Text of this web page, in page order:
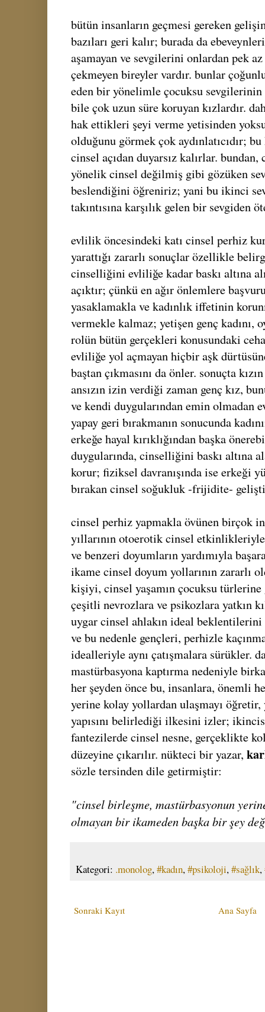
bütün insanların geçmesi gereken
bazıları geri kalır; burada da
aşamayan ve sevgilerini onlardan pek
çekmeyen bireyler vardır. bunlar
eden bir yönelimle çocuksu sevgilerinin
bile çok uzun süre koruyan kızlardır.
hak ettikleri şeyi verme yetisinden
olduğunu görmek çok aydınlatıcıdır;
cinsel açıdan duyarsız kalırlar.
yönelik cinsel değilmiş gibi gözüken
beslendiğini öğreniriz; yani bu ikinci
takıntısına karşılık gelen bir sevgiden
evlilik öncesindeki katı cinsel perhiz
yarattığı zararlı sonuçlar özellikle
cinselliğini evliliğe kadar baskı altına
açıktır; çünkü en ağır önlemlere
yasaklamakla ve kadınlık iffetinin
vermekle kalmaz; yetişen genç kadını,
rolün bütün gerçekleri konusundaki
evliliğe yol açmayan hiçbir aşk
baştan çıkmasını da önler. sonuçta
ansızın izin verdiği zaman genç kız,
ve kendi duygularından emin olmadan
yapay geri bırakmanın sonucunda
erkeğe hayal kırıklığından başka
duygularında, cinselliğini baskı altına
korur; fiziksel davranışında ise erkeği
bırakan cinsel soğukluk -frijidite-
cinsel perhiz yapmakla övünen birçok
yıllarının otoerotik cinsel
ve benzeri doyumların yardımıyla
ikame cinsel doyum yollarının zararlı
kişiyi, cinsel yaşamın çocuksu türlerine
çeşitli nevrozlara ve psikozlara yatkın
uygar cinsel ahlakın ideal beklentilerini
ve bu nedenle gençleri, perhizle
idealleriyle aynı çatışmalara sürükler.
mastürbasyona kaptırma nedeniyle
her şeyden önce bu, insanlara, önemli
yerine kolay yollardan ulaşmayı
yapısını belirlediği ilkesini izler;
fantezilerde cinsel nesne, gerçeklikte
düzeyine çıkarılır. nükteci bir yazar,
sözle tersinden dile getirmiştir:
"cinsel birleşme, mastürbasyonun
olmayan bir ikameden başka bir şey
Kategori: .monolog,#kadın,#psikoloji,#sağlık,
Sonraki Kayıt Ana Sayfa